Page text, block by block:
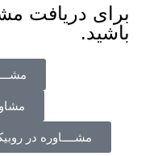
برای دریافت
باشید.
مشــــاوره در روبیکا با